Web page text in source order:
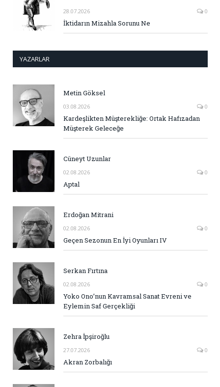
28.07.2026 0
İktidarın Mizahla Sorunu Ne
YAZARLAR
Metin Göksel
03.08.2026 0
Kardeşlikten Müşterekliğe: Ortak Hafızadan
Müşterek Geleceğe
Cüneyt Uzunlar
02.08.2026 0
Aptal
Erdoğan Mitrani
02.08.2026 0
Geçen Sezonun En İyi Oyunları IV
Serkan Fırtına
02.08.2026 0
Yoko Ono’nun Kavramsal Sanat Evreni ve
Eylemin Saf Gerçekliği
Zehra İpşiroğlu
27.07.2026 0
Akran Zorbalığı